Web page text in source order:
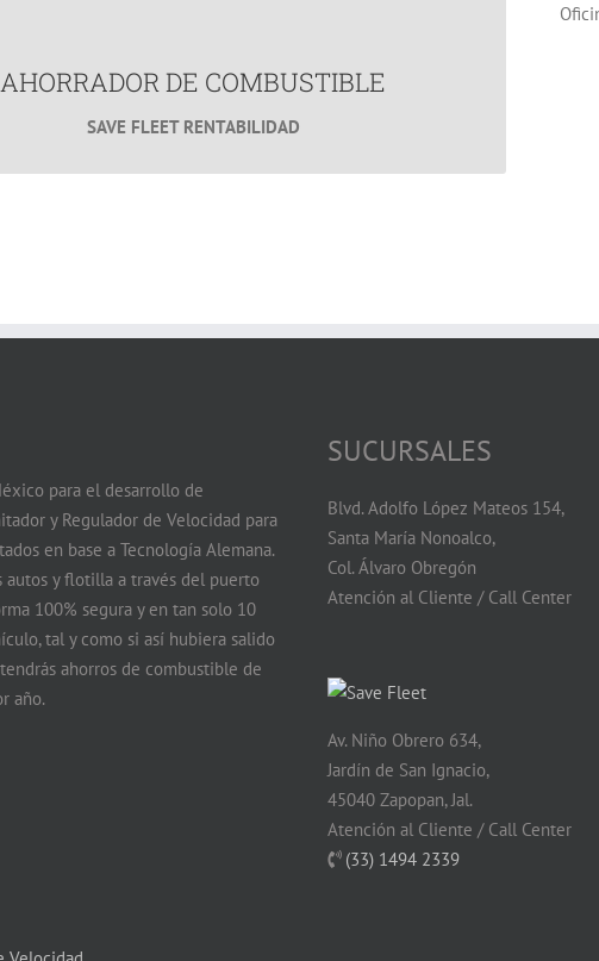
AHORRADOR DE COMBUSTIBLE
SAVE FLEET RENTABILIDAD
Ahorra miles de pesos en Combustible.
MÁS INFORMACIÓN
para el desarrollo de
y Regulador de Velocidad para
en base a Tecnología Alemana.
autos y flotilla a través del puerto
100% segura y en tan solo 10
tal y como si así hubiera salido
ahorros de combustible de
año.
SUCURSALES
Blvd. Adolfo López Mateos 154,
Santa María Nonoalco,
Col. Álvaro Obregón
Atención al Cliente / Call Center
Av. Niño Obrero 634,
Jardín de San Ignacio,
45040 Zapopan, Jal.
Atención al Cliente / Call Center
(33) 1494 2339